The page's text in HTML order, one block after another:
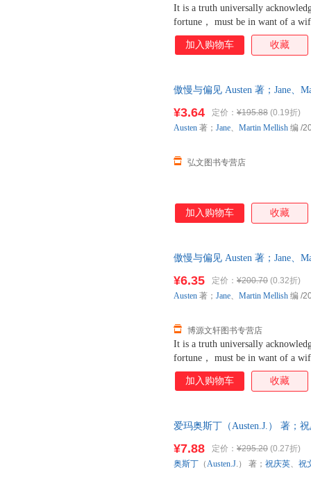
It is a truth universally
fortune， must be in want of a
of such a man may be on his
fixed in the minds of the
和伊丽莎白由于傲慢和偏见而
简和莉迪亚是贝内特家五个女
也是伊丽莎白的朋友。男主人
加入购物车 收藏
傲慢与偏见 Austen 著；Jane、
¥3.64 定价： ¥195.88 (0.19折)
弘文图书专营店
Austen 著； Jane、 Martin Mellish 编 /
加入购物车 收藏
傲慢与偏见 Austen 著；Jane、
It is a truth universally
fortune， must be in want of a
of such a man may be on his
fixed in the minds of the
和伊丽莎白由于傲慢和偏见而
简和莉迪亚是贝内特家五个女
也是伊丽莎白的朋友。男主人
¥6.35 定价： ¥200.70 (0.32折)
博源文轩图书专营店
Austen 著； Jane、 Martin Mellish 编 /
加入购物车 收藏
爱玛奥斯丁（Austen.J.） 著；
¥7.88 定价： ¥295.20 (0.27折)
奥斯丁 （Austen.J.） 著； 祝庆英、 祝